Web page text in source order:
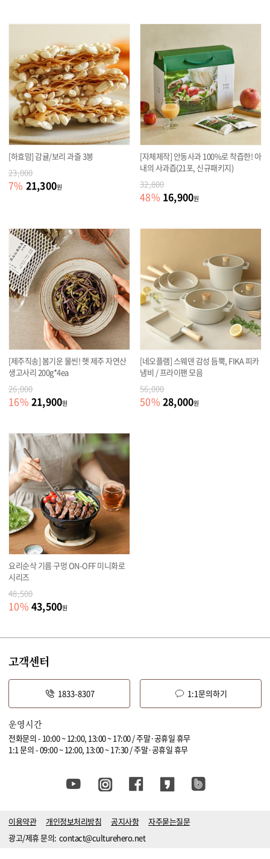
[하효맘] 감귤/보리 과즐 3봉
23,000
7% 21,300원
[자체제작] 안동사과 100%로 착즙한! 아
내의 사과즙(21포, 신규패키지)
32,800
48% 16,900원
[제주직송] 봄기운 물씬! 햇 제주 자연산
생고사리 200g*4ea
26,000
16% 21,900원
[네오플램] 스웨덴 감성 듬뿍, FIKA 피카
냄비 / 프라이팬 모음
56,000
50% 28,000원
요리순삭 기름 구멍 ON-OFF 미니화로
시리즈
48,500
10% 43,500원
고객센터
1833-8307 1:1문의하기
운영시간
전화문의 - 10:00 ~ 12:00, 13:00 ~ 17:00 / 주말·공휴일 휴무
1:1 문의 - 09:00 ~ 12:00, 13:00 ~ 17:30 / 주말·공휴일 휴무
이용약관 개인정보처리방침 공지사항
자주묻는질문
광고/제휴 문의: contact@culturehero.net